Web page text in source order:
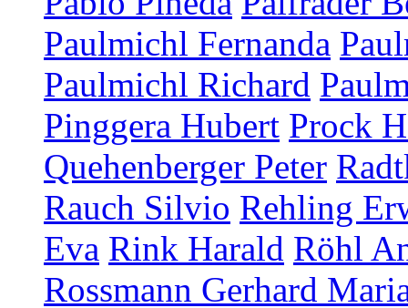
Paulmichl Fernanda
Paulmichl Richard
Pinggera Hubert Prock
Quehenberger Peter
Rauch Silvio Rehling
Eva Rink Harald Röhl
Rossmann Gerhard